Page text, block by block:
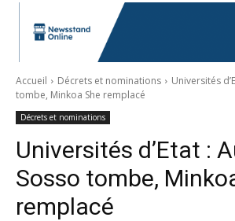
Accueil Décrets et nominations
Universités
tombe, Minkoa She remplacé
Décrets et nominations
Universités d’Etat :
Sosso tombe,
remplacé